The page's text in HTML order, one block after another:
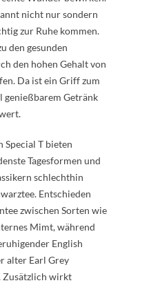
nicht nur sondern
zur Ruhe kommen.
den gesunden
den hohen Gehalt von
Da ist ein Griff zum
genießbarem Getränk
Special T bieten
Tagesformen und
schlechthin
Entschieden
zwischen Sorten wie
Mimt, während
English
alter Earl Grey
Zusätzlich wirkt